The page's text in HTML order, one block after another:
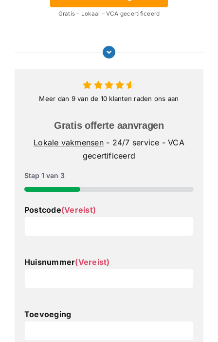
Gratis – Lokaal – VCA gecertificeerd
Meer dan 9 van de 10 klanten raden ons aan
Gratis offerte aanvragen
Lokale vakmensen- 24/7 service - VCA
gecertificeerd
Stap 1 van 3
33%
Postcode(Vereist)
Huisnummer(Vereist)
Toevoeging